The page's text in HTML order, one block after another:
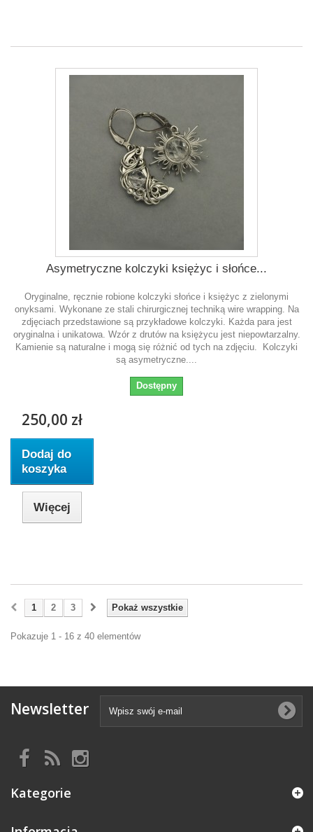
Asymetryczne kolczyki księżyc i słońce...
Oryginalne, ręcznie robione kolczyki słońce i księżyc z zielonymi
onyksami. Wykonane ze stali chirurgicznej techniką wire wrapping. Na
zdjęciach przedstawione są przykładowe kolczyki. Każda para jest
oryginalna i unikatowa. Wzór z drutów na księżycu jest niepowtarzalny.
Kamienie są naturalne i mogą się różnić od tych na zdjęciu. Kolczyki
są asymetryczne....
Dostępny
250,00 zł
Dodaj do
koszyka
Więcej
Pokaż wszystkie
1 2 3
Pokazuje 1 - 16 z 40 elementów
Newsletter
Kategorie